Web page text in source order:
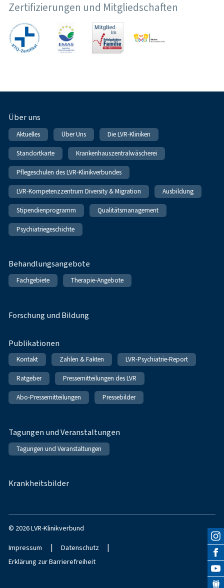
Zertifizierungen und Mitgliedschaften
Fußnavigation
Über uns
Aktuelles Über Uns Die LVR-Kliniken
Standortkarte Krankenhauszentralwäscherei
Pflegeschulen des LVR-Klinikverbundes
LVR-Kompetenzzentrum Diversity & Migration Ausbildung
Stipendienprogramm Qualitätsmanagement
Psychiatriegeschichte
Behandlungsangebote
Fachgebiete Therapie-Angebote
Forschung und Bildung
Publikationen
Kontakt Zahlen & Fakten LVR-Psychiatrie-Report
Ratgeber Pressemitteilungen des LVR
Abo-Pressemitteilungen Pressebilder
Tagungen und Veranstaltungen
Tagungen und Veranstaltungen
Krankheitsbilder
© 2026 LVR-Klinikverbund
Impressum | Datenschutz |
Erklärung zur Barrierefreiheit